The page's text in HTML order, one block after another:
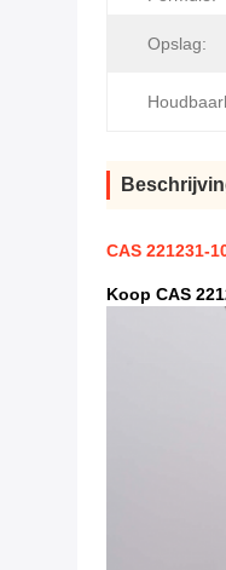
Opslag:
CAS 221231-
Koop CAS